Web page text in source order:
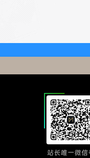
站长唯一微信